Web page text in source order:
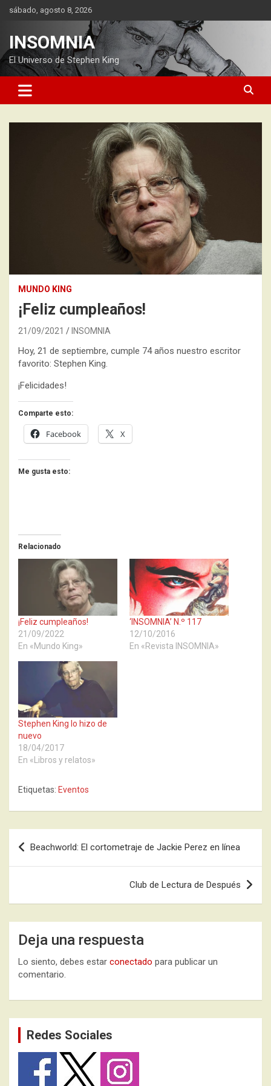
Saltarsábado, agosto 8, 2026
INSOMNIA
El Universo de Stephen King
MUNDO KING
¡Feliz cumpleaños!
21/09/2021 INSOMNIA
Hoy, 21 de septiembre, cumple 74 años nuestro escritor
favorito: Stephen King.
¡Felicidades!
Comparte esto:
Facebook X
Me gusta esto:
Relacionado
¡Feliz cumpleaños!
21/09/2022
En «Mundo King»
‘INSOMNIA’ N.º 117
12/10/2016
En «Revista INSOMNIA»
Stephen King lo hizo de
nuevo
18/04/2017
En «Libros y relatos»
Etiquetas: Eventos
Navegación
de
Beachworld: El cortometraje de Jackie Perez en línea
Club de Lectura de Después
Deja una respuesta
Lo siento, debes estar conectado para publicar un
comentario.
Redes Sociales